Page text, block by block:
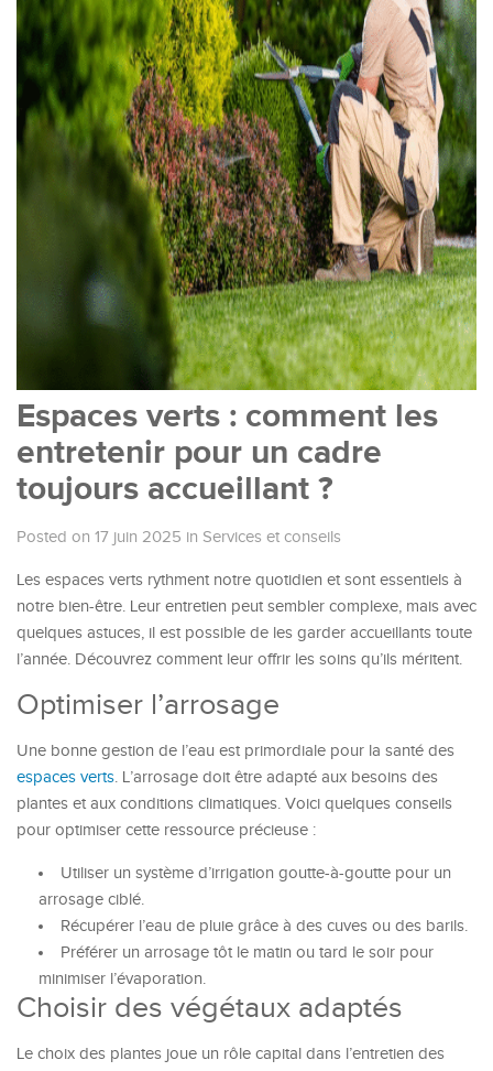
Espaces verts : comment les
entretenir pour un cadre
toujours accueillant ?
Posted on 17 juin 2025 in Services et conseils
Les espaces verts rythment notre quotidien et sont essentiels à
notre bien-être. Leur entretien peut sembler complexe, mais avec
quelques astuces, il est possible de les garder accueillants toute
l’année. Découvrez comment leur offrir les soins qu’ils méritent.
Optimiser l’arrosage
Une bonne gestion de l’eau est primordiale pour la santé des
espaces verts. L’arrosage doit être adapté aux besoins des
plantes et aux conditions climatiques. Voici quelques conseils
pour optimiser cette ressource précieuse :
Utiliser un système d’irrigation goutte-à-goutte pour un
arrosage ciblé.
Récupérer l’eau de pluie grâce à des cuves ou des barils.
Préférer un arrosage tôt le matin ou tard le soir pour
minimiser l’évaporation.
Choisir des végétaux adaptés
Le choix des plantes joue un rôle capital dans l’entretien des